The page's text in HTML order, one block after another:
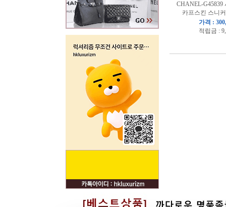
CHANEL-G45839
카프스킨 스니
가격 :
적립금 :